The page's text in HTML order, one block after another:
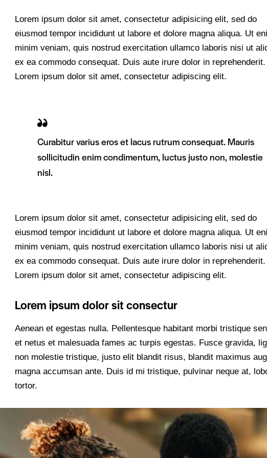
Lorem ipsum dolor sit amet, consectetur adipisicing elit, sed do
eiusmod tempor incididunt ut labore et dolore magna aliqua. Ut
minim veniam, quis nostrud exercitation ullamco laboris nisi ut
ex ea commodo consequat. Duis aute irure dolor in reprehenderit.
Lorem ipsum dolor sit amet, consectetur adipiscing elit.
Curabitur varius eros et lacus rutrum consequat. Mauris
sollicitudin enim condimentum, luctus justo non, molestie
nisl.
Lorem ipsum dolor sit amet, consectetur adipisicing elit, sed do
eiusmod tempor incididunt ut labore et dolore magna aliqua. Ut
minim veniam, quis nostrud exercitation ullamco laboris nisi ut
ex ea commodo consequat. Duis aute irure dolor in reprehenderit.
Lorem ipsum dolor sit amet, consectetur adipiscing elit.
Lorem ipsum dolor sit consectur
Aenean et egestas nulla. Pellentesque habitant morbi tristique
et netus et malesuada fames ac turpis egestas. Fusce gravida,
non molestie tristique, justo elit blandit risus, blandit maximus
magna accumsan ante. Duis id mi tristique, pulvinar neque at,
tortor.